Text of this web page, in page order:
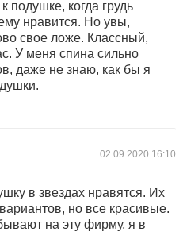
подушке, когда грудь
нравится. Но увы,
свое ложе. Классный,
У меня спина сильно
даже не знаю, как бы я
02.09.2020 16:10
в звездах нравятся. Их
но все красивые.
на эту фирму, я в